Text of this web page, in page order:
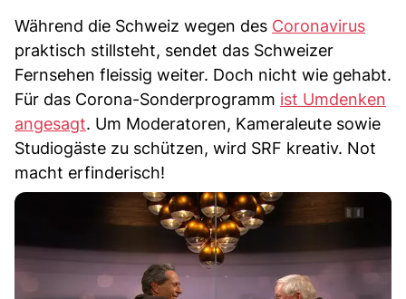
Während die Schweiz wegen des Coronavirus
praktisch stillsteht, sendet das Schweizer
Fernsehen fleissig weiter. Doch nicht wie gehabt.
Für das Corona-Sonderprogramm ist Umdenken
angesagt. Um Moderatoren, Kameraleute sowie
Studiogäste zu schützen, wird SRF kreativ. Not
macht erfinderisch!